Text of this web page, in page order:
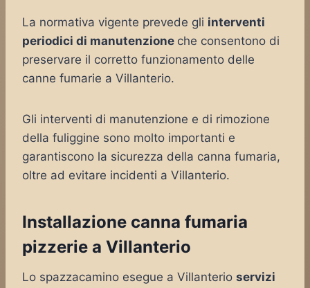
La normativa vigente prevede gli interventi
periodici di manutenzione che consentono di
preservare il corretto funzionamento delle
canne fumarie a Villanterio.
Gli interventi di manutenzione e di rimozione
della fuliggine sono molto importanti e
garantiscono la sicurezza della canna fumaria,
oltre ad evitare incidenti a Villanterio.
Installazione canna fumaria
pizzerie a Villanterio
Lo spazzacamino esegue a Villanterio servizi